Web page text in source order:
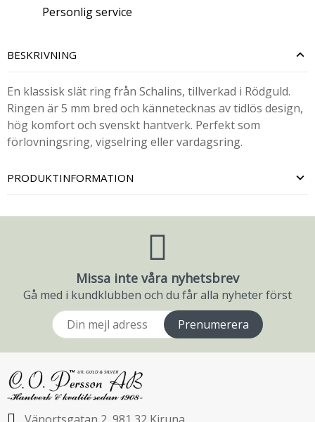
Personlig service
BESKRIVNING
En klassisk slät ring från Schalins, tillverkad i Rödguld.
Ringen är 5 mm bred och kännetecknas av tidlös design,
hög komfort och svenskt hantverk. Perfekt som
förlovningsring, vigselring eller vardagsring.
PRODUKTINFORMATION
Missa inte våra nyhetsbrev
Gå med i kundklubben och du får alla nyheter först
Prenumerera